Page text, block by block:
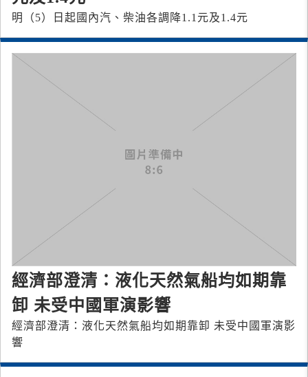
明（5）日起國內汽、柴油各調降1.1元及1.4元
經濟部澄清：液化天然氣船均如期靠
卸 未受中國軍演影響
經濟部澄清：液化天然氣船均如期靠卸 未受中國軍演影
響